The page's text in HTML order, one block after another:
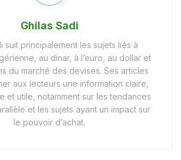
Ghilas Sadi
suit principalement les sujets liés à
au dinar, à l’euro, au dollar et
du marché des devises. Ses articles
aux lecteurs une information claire,
et utile, notamment sur les tendances
et les sujets ayant un impact sur
le pouvoir d’achat.